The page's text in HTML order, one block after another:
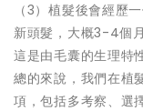
（3）植髮後會經歷
新頭髮，大概3-4個
這是由毛囊的生理特
總的來說，我們在植
項，包括多考察、選